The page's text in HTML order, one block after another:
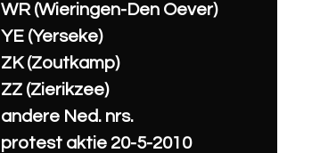
WR (Wieringen-Den Oever)
YE (Yerseke)
ZK (Zoutkamp)
ZZ (Zierikzee)
andere Ned. nrs.
protest aktie 20-5-2010